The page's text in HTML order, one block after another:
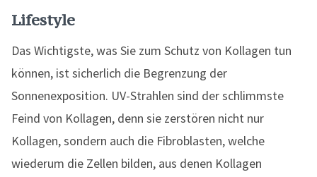
Lifestyle
Das Wichtigste, was Sie zum Schutz von Kollagen tun
können, ist sicherlich die Begrenzung der
Sonnenexposition. UV-Strahlen sind der schlimmste
Feind von Kollagen, denn sie zerstören nicht nur
Kollagen, sondern auch die Fibroblasten, welche
wiederum die Zellen bilden, aus denen Kollagen